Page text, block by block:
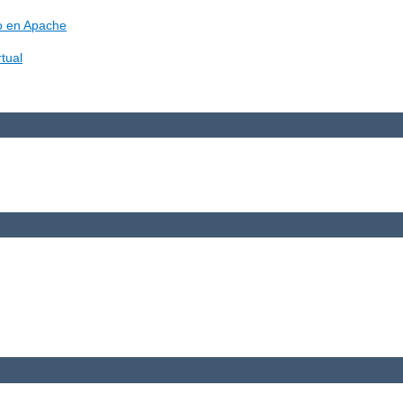
en Apache